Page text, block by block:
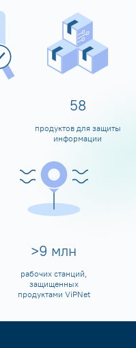
60
продуктов для защиты
информации
>10 млн
рабочих станций,
защищенных
продуктами ViPNet